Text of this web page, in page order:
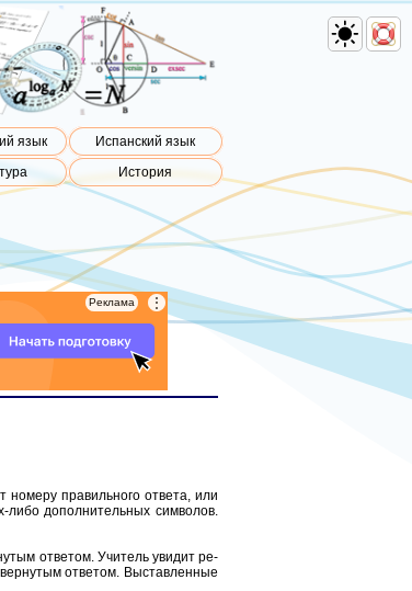
язык
Испанский язык
История
⋮
Реклама ⋮
Реклама
но­ме­ру пра­виль­но­го от­ве­та, или
либо до­пол­ни­тель­ных сим­во­лов.
от­ве­том. Учи­тель уви­дит ре­
от­ве­том. Вы­став­лен­ные